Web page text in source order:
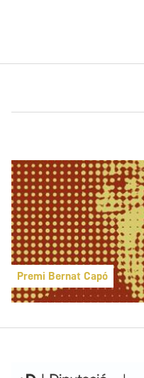
Premi Bernat Capó